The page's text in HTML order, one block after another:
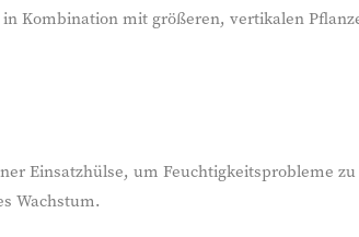
Kombination mit größeren, vertikalen
Einsatzhülse, um Feuchtigkeitsprobleme
Wachstum.